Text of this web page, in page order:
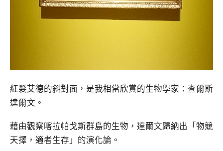
紅髮艾德的斜對面，是我相當欣賞的生物學家：查爾斯
達爾文。
藉由觀察喀拉帕戈斯群島的生物，達爾文歸納出「物競
天擇，適者生存」的演化論。